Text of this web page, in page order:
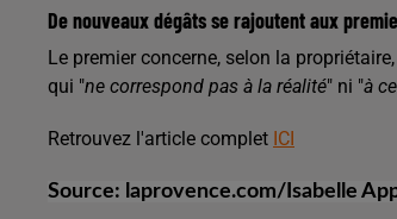
De nouveaux dégâts se rajoutent aux
Le premier concerne, selon la
qui "ne correspond pas à la réalité" ni "à
Retrouvez l'article complet ICI
Source: laprovence.com/Isabelle